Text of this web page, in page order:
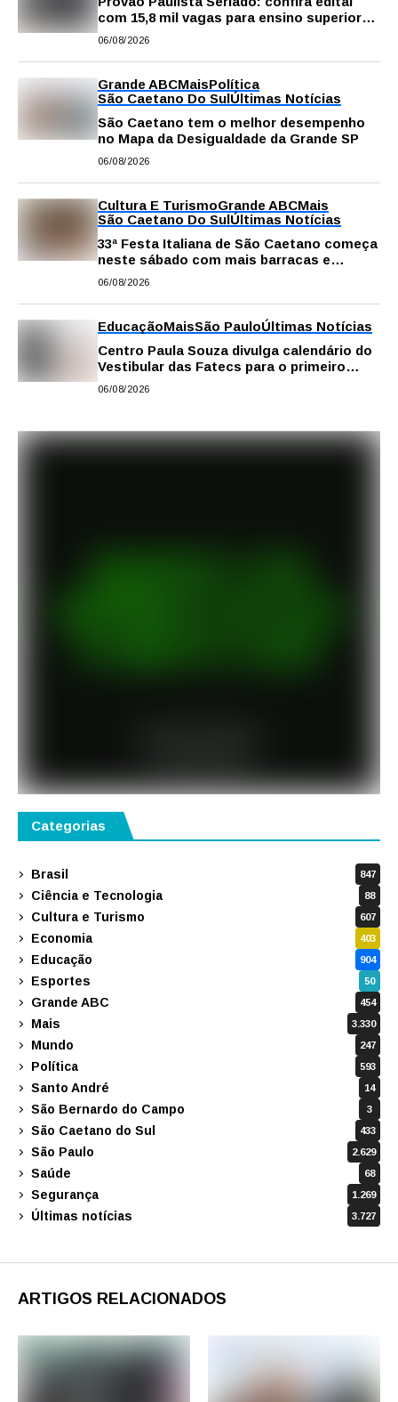
com 15,8 mil vagas para ensino superior
público
06/08/2026
Grande ABCMaisPolítica
São Caetano Do SulÚltimas Notícias
São Caetano tem o melhor desempenho
no Mapa da Desigualdade da Grande SP
06/08/2026
Cultura E TurismoGrande ABCMais
São Caetano Do SulÚltimas Notícias
33ª Festa Italiana de São Caetano começa
neste sábado com mais barracas e
novidades em decoração e atrações
06/08/2026
EducaçãoMaisSão PauloÚltimas Notícias
Centro Paula Souza divulga calendário do
Vestibular das Fatecs para o primeiro
semestre de 2027
06/08/2026
Categorias
Brasil 847
Ciência e Tecnologia 88
Cultura e Turismo 607
Economia 403
Educação 904
Esportes 50
Grande ABC 454
Mais 3.330
Mundo 247
Política 593
Santo André 14
São Bernardo do Campo 3
São Caetano do Sul 433
São Paulo 2.629
Saúde 68
Segurança 1.269
Últimas notícias 3.727
ARTIGOS RELACIONADOS